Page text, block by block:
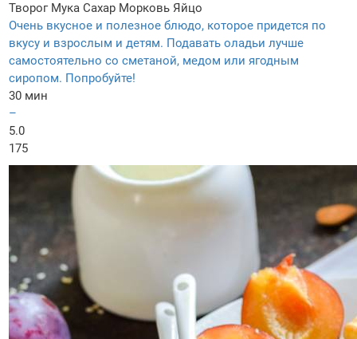
Творог Мука Сахар Морковь Яйцо
Очень вкусное и полезное блюдо, которое придется по
вкусу и взрослым и детям. Подавать оладьи лучше
самостоятельно со сметаной, медом или ягодным
сиропом. Попробуйте!
30 мин
–
5.0
175